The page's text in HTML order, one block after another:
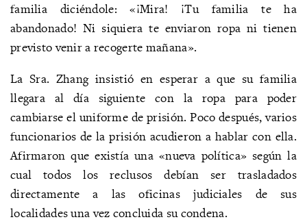
familia diciéndole: «¡Mira! ¡Tu familia te ha
abandonado! Ni siquiera te enviaron ropa ni tienen
previsto venir a recogerte mañana».
La Sra. Zhang insistió en esperar a que su familia
llegara al día siguiente con la ropa para poder
cambiarse el uniforme de prisión. Poco después, varios
funcionarios de la prisión acudieron a hablar con ella.
Afirmaron que existía una «nueva política» según la
cual todos los reclusos debían ser trasladados
directamente a las oficinas judiciales de sus
localidades una vez concluida su condena.